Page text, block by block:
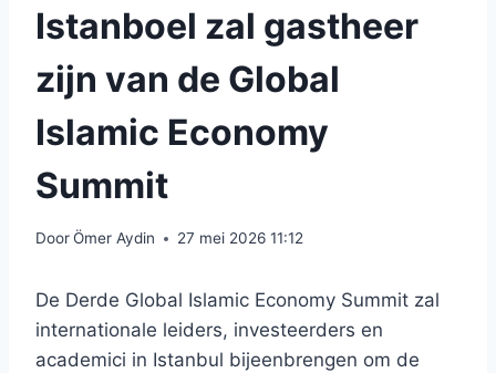
Istanboel zal gastheer
zijn van de Global
Islamic Economy
Summit
DoorÖmer Aydin 27 mei 2026 11:12
De Derde Global Islamic Economy Summit zal
internationale leiders, investeerders en
academici in Istanbul bijeenbrengen om de